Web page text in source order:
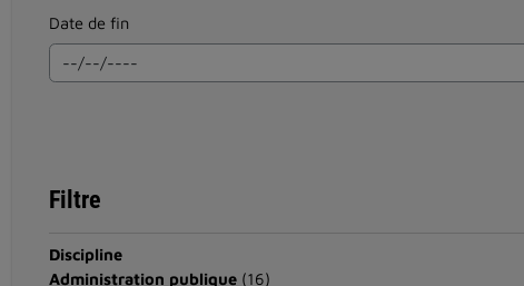
Date de fin
Filtre
Discipline
Administration publique (16)